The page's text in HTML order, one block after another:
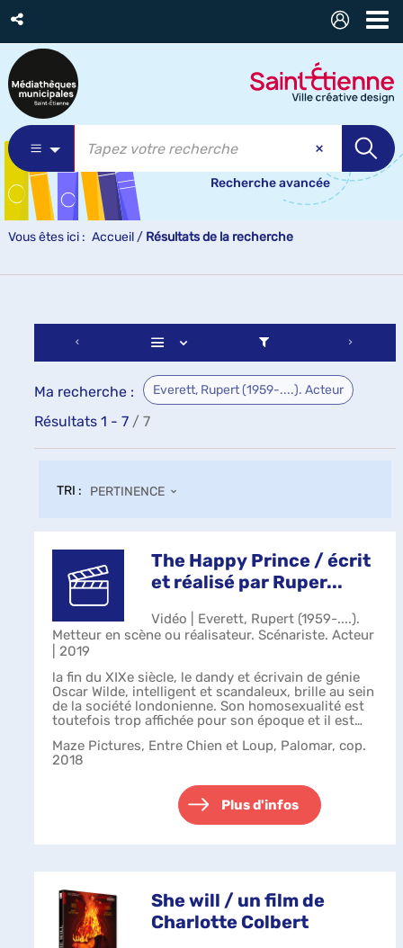
Recherche avancée
Vous êtes ici : Accueil / Résultats de la recherche
Ma recherche : Everett, Rupert (1959-....). Acteur
Résultats 1 - 7 / 7
TRI : PERTINENCE
The Happy Prince / écrit
et réalisé par Ruper...
Vidéo | Everett, Rupert (1959-....).
Metteur en scène ou réalisateur. Scénariste. Acteur
| 2019
la fin du XIXe siècle, le dandy et écrivain de génie
Oscar Wilde, intelligent et scandaleux, brille au sein
de la société londonienne. Son homosexualité est
toutefois trop affichée pour son époque et il est
Maze Pictures, Entre Chien et Loup, Palomar, cop.
2018
Plus d'infos
She will / un film de
Charlotte Colbert